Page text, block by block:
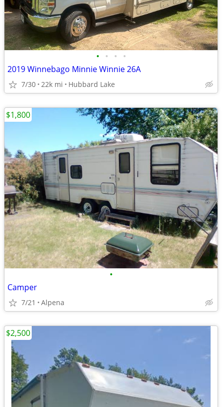
• • • •
2019 Winnebago Minnie Winnie 26A
7/30 22k mi Hubbard Lake
•
Camper
7/21 Alpena
$1,800
$2,500